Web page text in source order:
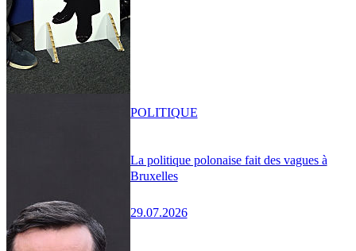
La politique polonaise fait des vagues à
Bruxelles
29.07.2026
POLITIQUE